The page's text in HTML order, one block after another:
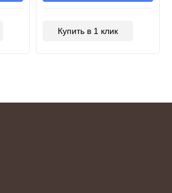
Купить в 1 клик